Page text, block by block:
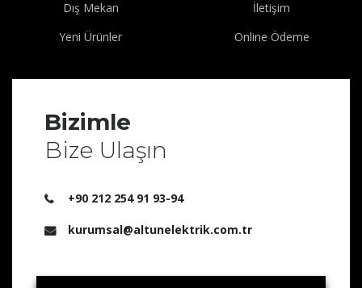
Dış Mekan
Yeni Ürünler
İletişim
Online Ödeme
Bizimle
Bize Ulaşın
+90 212 254 91 93-94
kurumsal@altunelektrik.com.tr